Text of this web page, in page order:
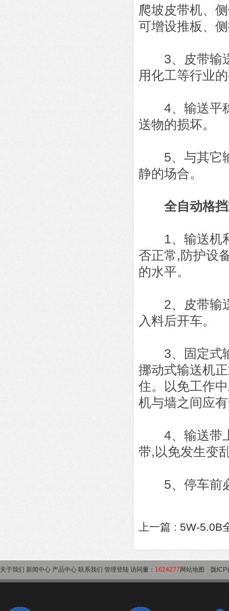
爬坡皮带机、
可增设推板、
3、皮带输送
用化工等行业
4、输送平稳
送物的损坏。
5、与其它输
静的场合。
全自动格
1、输送机利
否正常,防护设
的水平。
2、皮带输送
入料后开车。
3、固定式输
挪动式输送机
住。以免工作
机与墙之间应
4、输送带上
带,以免发生变
5、停车前必
上一篇 : 5W-5.0B
关于我们 新闻中心 产品中心 联系我们 管理登陆 访问量： 1624277 网站地图 陇